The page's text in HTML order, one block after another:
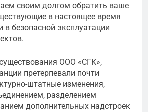
своим долгом обратить ваше
в настоящее время
в безопасной эксплуатации
ООО «СГК»,
претерпевали почти
штатные изменения,
разделением
дополнительных надстроек